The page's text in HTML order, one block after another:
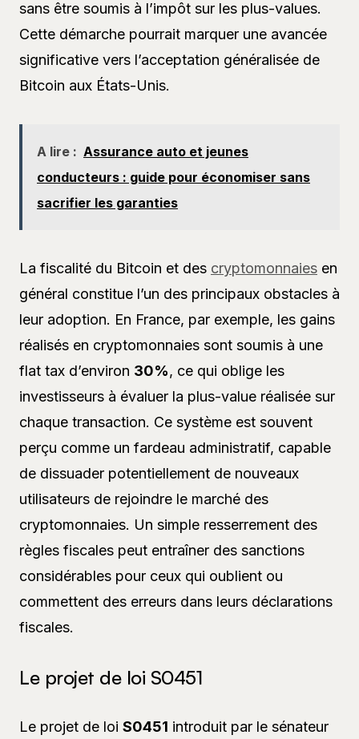
sans être soumis à l’impôt sur les plus-values.
Cette démarche pourrait marquer une avancée
significative vers l’acceptation généralisée de
Bitcoin aux États-Unis.
A lire : Assurance auto et jeunes
conducteurs : guide pour économiser sans
sacrifier les garanties
La fiscalité du Bitcoin et des cryptomonnaies en
général constitue l’un des principaux obstacles à
leur adoption. En France, par exemple, les gains
réalisés en cryptomonnaies sont soumis à une
flat tax d’environ 30%, ce qui oblige les
investisseurs à évaluer la plus-value réalisée sur
chaque transaction. Ce système est souvent
perçu comme un fardeau administratif, capable
de dissuader potentiellement de nouveaux
utilisateurs de rejoindre le marché des
cryptomonnaies. Un simple resserrement des
règles fiscales peut entraîner des sanctions
considérables pour ceux qui oublient ou
commettent des erreurs dans leurs déclarations
fiscales.
Le projet de loi S0451
Le projet de loi S0451 introduit par le sénateur